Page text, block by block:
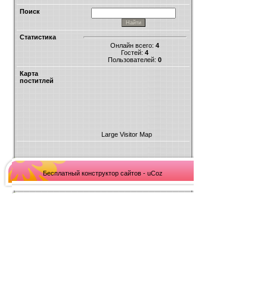
Поиск
Статистика
Онлайн всего: 4
Гостей: 4
Пользователей: 0
Карта
поститлей
Large Visitor Map
Бесплатный конструктор сайтов - uCoz